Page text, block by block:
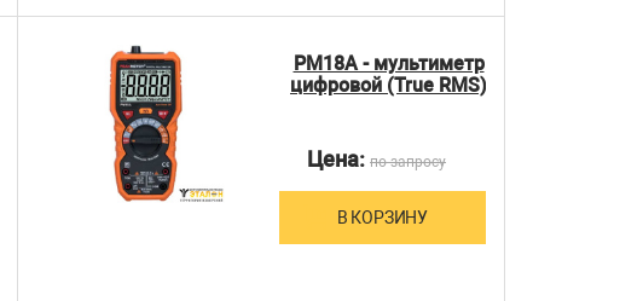
PM18A - мультиметр
цифровой (True RMS)
Цена: по запросу
В КОРЗИНУ